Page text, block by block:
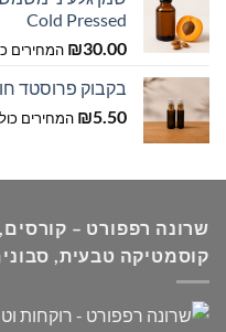
Cold Pressed
₪30.00 המחירים
בקבוק פרוסטד
₪5.50 המחירים
שרונה רפפורט –
קוסמטיקה טבעית,